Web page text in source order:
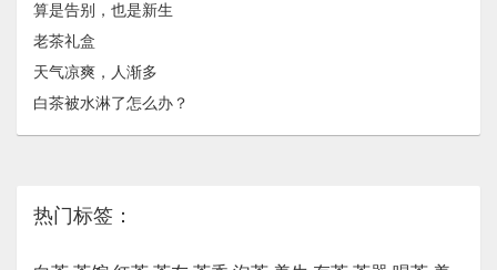
算是告别，也是新生
老茶礼盒
天气凉爽，人渐多
白茶被水淋了怎么办？
热门标签：